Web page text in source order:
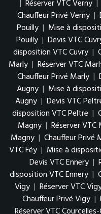
| Réserver VTC Verny |
Chauffeur Privé Verny |
Pouilly | Mise à
Pouilly | Devis VTC
disposition VTC Cuvry |
Marly | Réserver VTC
Chauffeur Privé Marly |
Augny | Mise à
Augny | Devis VTC
disposition VTC Peltre |
Magny | Réserver VTC
Magny | Chauffeur Privé
VTC Féy | Mise à
Devis VTC Ennery |
disposition VTC Ennery |
Vigy | Réserver VTC
Chauffeur Privé Vigy |